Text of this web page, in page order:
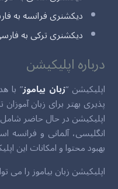
دیکشنری فرانسه به
دیکشنری ترکی به
درباره اپلیکیشن
اپلیکیشن “زبان بیاموز” با
پذیری بهتر برای زبان
اپلیکیشن در حال حاضر
انگلیسی، آلمانی و
بهبود محتوا و امکانات این
اپلیکیشن زبان بیاموز را می